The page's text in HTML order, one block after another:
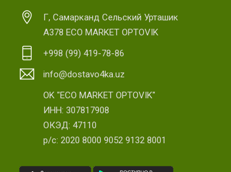
Г, Самарканд Сельский Урташик
А378 ECO MARKET OPTOVIK
+998 (99) 419-78-86
info@dostavo4ka.uz
OK "ECO MARKET OPTOVIK"
ИНН: 307817908
ОКЭД: 47110
р/с: 2020 8000 9052 9132 8001